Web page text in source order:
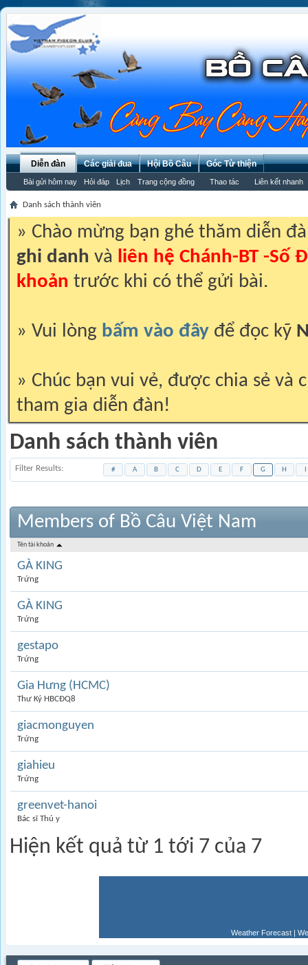
Diễn đàn
Bài gửi hôm nay Hỏi đáp Lịch Trang cộng đồng Thao tác Liên kết nhanh
Các giải đua Hội Bồ Câu Góc Từ thiện
Danh sách thành viên
» Chào mừng bạn ghé thăm diễn
ghi danh và liên hệ Chánh-BT -Số
khoản trước khi có thể gửi bài.
» Vui lòng bấm vào đây để đọc kỹ
» Chúc bạn vui vẻ, được chia sẻ và
tham gia diễn đàn!
Danh sách thành viên
Filter Results # A B C D E F G H
Members of Bồ Câu Việt Nam
Tên tài khoản
GÀ KING
Trứng
GÀ KING
Trứng
gestapo
Trứng
Gia Hưng (HCMC)
Thư Ký HBCĐQ8
giacmonguyen
Trứng
giahieu
Trứng
greenvet-hanoi
Bác sĩ Thú y
Hiện kết quả từ 1 tới 7 của 7
Weather Forecast |